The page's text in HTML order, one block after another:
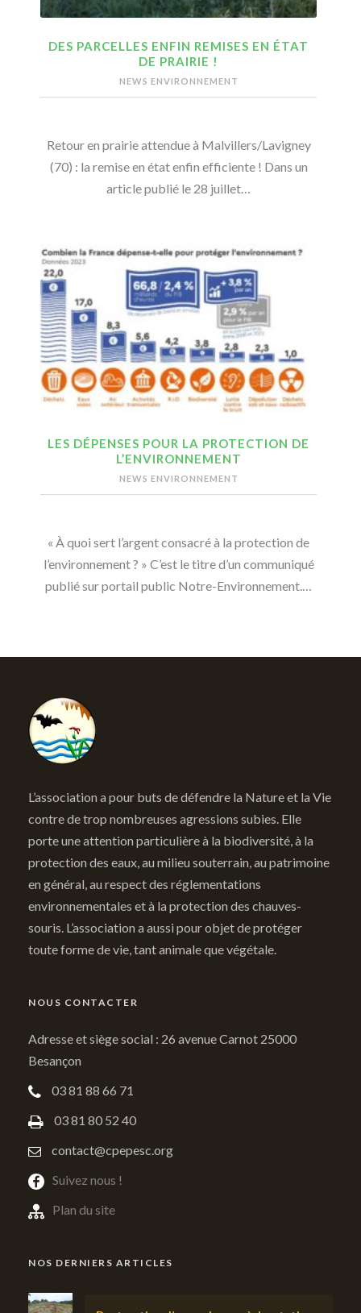
DES PARCELLES ENFIN REMISES EN ÉTAT
DE PRAIRIE !
NEWS ENVIRONNEMENT
Retour en prairie attendue à Malvillers/Lavigney
(70) : la remise en état enfin efficiente ! Dans un
article publié le 28 juillet…
LES DÉPENSES POUR LA PROTECTION DE
L’ENVIRONNEMENT
NEWS ENVIRONNEMENT
« À quoi sert l’argent consacré à la protection de
l’environnement ? » C’est le titre d’un communiqué
publié sur portail public Notre-Environnement.…
L’association a pour buts de défendre la Nature et la Vie
contre de trop nombreuses agressions subies. Elle
porte une attention particulière à la biodiversité, à la
protection des eaux, au milieu souterrain, au patrimoine
en général, au respect des réglementations
environnementales et à la protection des chauves-
souris. L’association a aussi pour objet de protéger
toute forme de vie, tant animale que végétale.
NOUS CONTACTER
Adresse et siège social : 26 avenue Carnot 25000
Besançon
03 81 88 66 71
03 81 80 52 40
contact@cpepesc.org
Suivez nous !
Plan du site
NOS DERNIERS ARTICLES